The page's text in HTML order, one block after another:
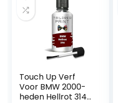
Touch Up Verf
Voor BMW 2000-
heden Hellrot 314